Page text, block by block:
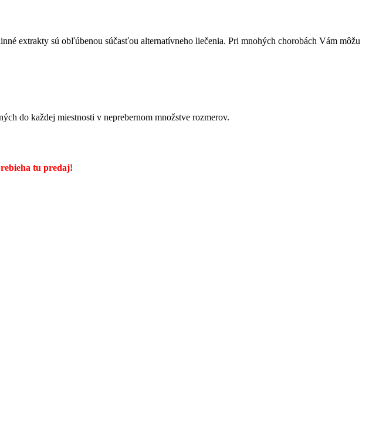
extrakty sú obľúbenou súčasťou alternatívneho liečenia. Pri mnohých chorobách Vám môžu
do každej miestnosti v neprebernom množstve rozmerov.
tu predaj!